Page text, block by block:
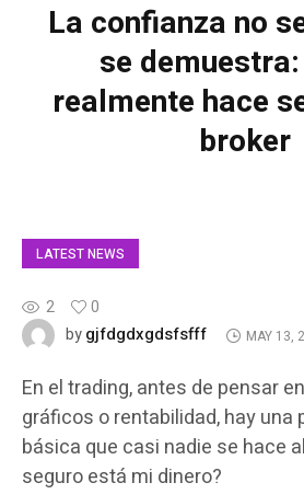
La confianza no
se
realmente hace
broker
LATEST NEWS
2
0
bygjfdgdxgdsfsfff MAY 13,
En el trading, antes de pensar
gráficos o rentabilidad, hay una
básica que casi nadie se hace
seguro está mi dinero?